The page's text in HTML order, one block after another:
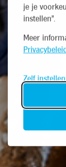
je je
instellen".
Meer
Privacybeleid
Zelf instellen